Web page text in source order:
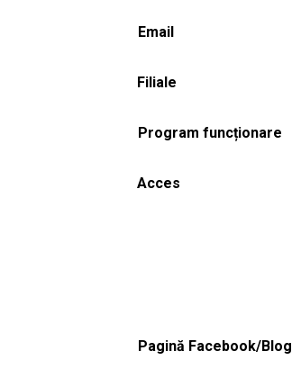
Email
Filiale
Program funcționare
Acces
Pagină Facebook/Blog